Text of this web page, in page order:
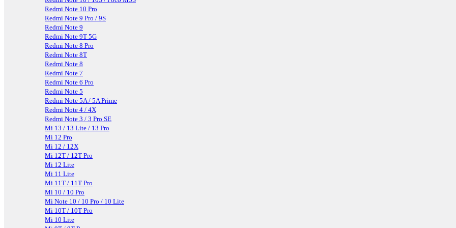
Redmi Note 10 Pro
Redmi Note 9 Pro / 9S
Redmi Note 9
Redmi Note 9T 5G
Redmi Note 8 Pro
Redmi Note 8T
Redmi Note 8
Redmi Note 7
Redmi Note 6 Pro
Redmi Note 5
Redmi Note 5A / 5A Prime
Redmi Note 4 / 4X
Redmi Note 3 / 3 Pro SE
Mi 13 / 13 Lite / 13 Pro
Mi 12 Pro
Mi 12 / 12X
Mi 12T / 12T Pro
Mi 12 Lite
Mi 11 Lite
Mi 11T / 11T Pro
Mi 10 / 10 Pro
Mi Note 10 / 10 Pro / 10 Lite
Mi 10T / 10T Pro
Mi 10 Lite